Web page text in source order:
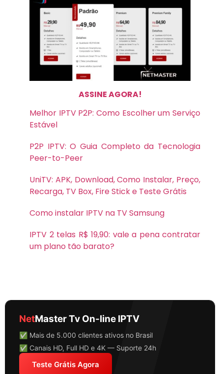
ASSINE AGORA!
Melhor IPTV P2P: Como Escolher um Serviço
Estável
P2P IPTV: O Guia Completo da Tecnologia
Peer-to-Peer
UniTV: APK, Download, Como Instalar, Preço,
Recarga, TV Box, Fire Stick e Teste Grátis
Como instalar IPTV na TV Samsung
IPTV 2 telas R$ 19,90: vale a pena contratar
um plano tão barato?
NetMaster Tv On-line IPTV
✅ Mais de 5.000 clientes ativos no Brasil
✅ Canais HD, Full HD e 4K — Suporte 24h
Teste Grátis Agora